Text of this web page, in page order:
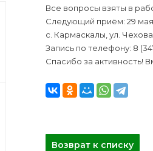
Все вопросы взяты в
Следующий приём: 29 мая
с. Кармаскалы, ул.
Запись по телефону: 8
Спасибо за активность!
Возврат к списку